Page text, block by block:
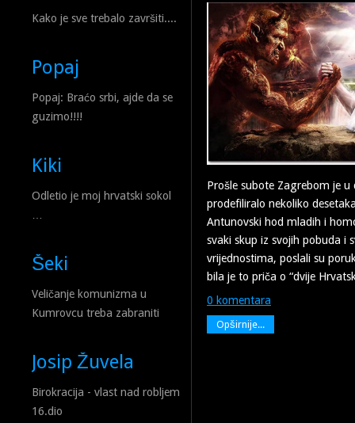
Kako je sve trebalo završiti....
Popaj
Popaj: Braćo srbi, ajde da se
guzimo!!!!
Kiki
Odletio je moj hrvatski sokol
Šeki
Veličanje komunizma u
Kumrovcu treba zabraniti
Josip Žuvela
Birokracija - vlast nad robljem
16.dio
Prošle subote Zagrebom je u
prodefiliralo nekoliko
Antunovski hod mladih i
svaki skup iz svojih pobuda i
vrijednostima, poslali su
bila je to priča o “dvije
0 komentara
Opširnije...